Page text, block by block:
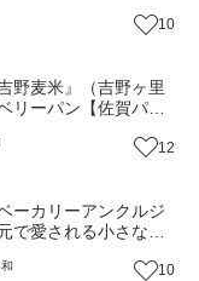
10
野麦米』（吉野ヶ里
リーパン【佐賀パ
12
ーカリーアンクルジ
で愛される小さなパ
10